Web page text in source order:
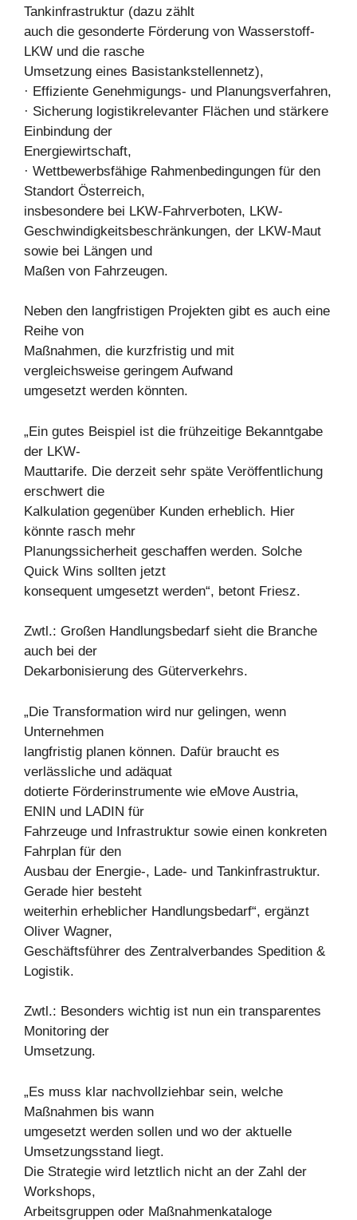
Tankinfrastruktur (dazu zählt
auch die gesonderte Förderung von Wasserstoff-
LKW und die rasche
Umsetzung eines Basistankstellennetz),
· Effiziente Genehmigungs- und Planungsverfahren,
· Sicherung logistikrelevanter Flächen und stärkere
Einbindung der
Energiewirtschaft,
· Wettbewerbsfähige Rahmenbedingungen für den
Standort Österreich,
insbesondere bei LKW-Fahrverboten, LKW-
Geschwindigkeitsbeschränkungen, der LKW-Maut
sowie bei Längen und
Maßen von Fahrzeugen.
Neben den langfristigen Projekten gibt es auch eine
Reihe von
Maßnahmen, die kurzfristig und mit
vergleichsweise geringem Aufwand
umgesetzt werden könnten.
„Ein gutes Beispiel ist die frühzeitige Bekanntgabe
der LKW-
Mauttarife. Die derzeit sehr späte Veröffentlichung
erschwert die
Kalkulation gegenüber Kunden erheblich. Hier
könnte rasch mehr
Planungssicherheit geschaffen werden. Solche
Quick Wins sollten jetzt
konsequent umgesetzt werden“, betont Friesz.
Zwtl.: Großen Handlungsbedarf sieht die Branche
auch bei der
Dekarbonisierung des Güterverkehrs.
„Die Transformation wird nur gelingen, wenn
Unternehmen
langfristig planen können. Dafür braucht es
verlässliche und adäquat
dotierte Förderinstrumente wie eMove Austria,
ENIN und LADIN für
Fahrzeuge und Infrastruktur sowie einen konkreten
Fahrplan für den
Ausbau der Energie-, Lade- und Tankinfrastruktur.
Gerade hier besteht
weiterhin erheblicher Handlungsbedarf“, ergänzt
Oliver Wagner,
Geschäftsführer des Zentralverbandes Spedition &
Logistik.
Zwtl.: Besonders wichtig ist nun ein transparentes
Monitoring der
Umsetzung.
„Es muss klar nachvollziehbar sein, welche
Maßnahmen bis wann
umgesetzt werden sollen und wo der aktuelle
Umsetzungsstand liegt.
Die Strategie wird letztlich nicht an der Zahl der
Workshops,
Arbeitsgruppen oder Maßnahmenkataloge